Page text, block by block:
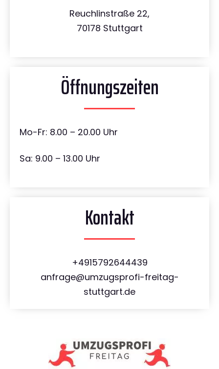
Reuchlinstraße 22,
70178 Stuttgart
Öffnungszeiten
Mo-Fr: 8.00 – 20.00 Uhr
Sa: 9.00 – 13.00 Uhr
Kontakt
+4915792644439
anfrage@umzugsprofi-freitag-
stuttgart.de